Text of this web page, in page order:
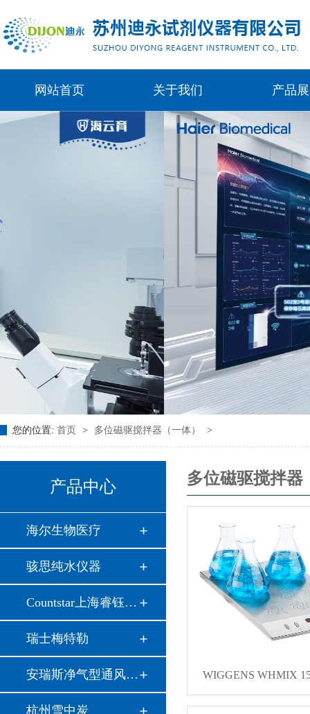
网站首页 关于我们 产品
您的位置: 首页 > 多位磁驱搅拌器（一体） >
产品中心
海尔生物医疗
骇思纯水仪器
Countstar上海睿钰…
瑞士梅特勒
安瑞斯净气型通风柜…
杭州雪中炭
多位磁驱搅拌器
WIGGENS WHMIX